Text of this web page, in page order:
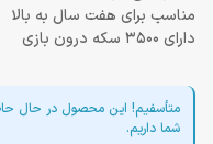
مناسب برای هفت سال به بالا
دارای 3500 سکه درون بازی
متأسفیم! این محصول در حال
شما داریم.